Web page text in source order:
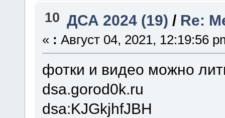
10 ДСА 2024 (19) / Re:
« : Август 04, 2021, 12:19:56
фотки и видео можно
dsa.gorod0k.ru
dsa:KJGkjhfJBH